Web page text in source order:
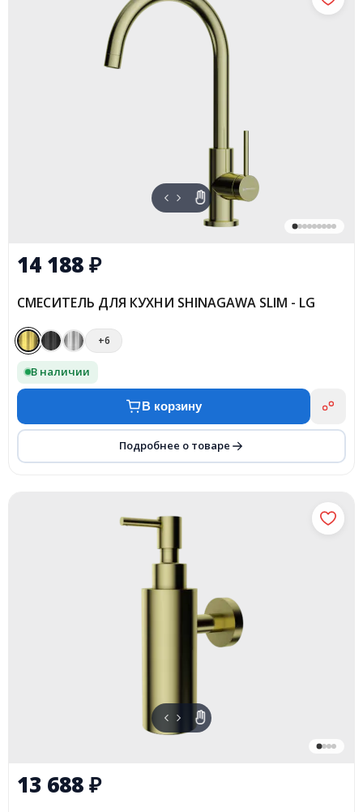
14 188₽
СМЕСИТЕЛЬ ДЛЯ КУХНИ SHINAGAWA SLIM - LG
+6
В наличии
В корзину
Подробнее о товаре
13 688₽